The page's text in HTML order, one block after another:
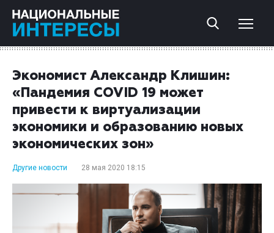
Экономист Александр Клишин:
«Пандемия COVID 19 может
привести к виртуализации
экономики и образованию новых
экономических зон»
Другие новости 28 мая 2020 18:15